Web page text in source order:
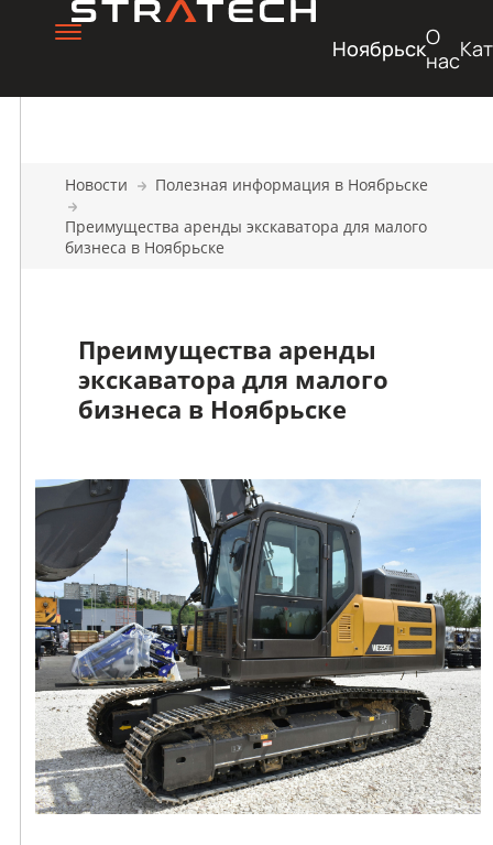
НоябрьскО
нас
Новости
Полезная информация в Ноябрьске
Преимущества аренды экскаватора для малого
бизнеса в Ноябрьске
Преимущества аренды
экскаватора для малого
бизнеса в Ноябрьске